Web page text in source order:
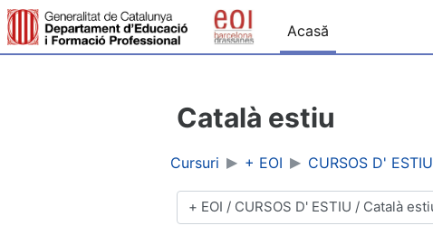
Sari la conţinutul principal
Acasă
Català estiu
Cursuri + EOI CURSOS D' ESTIU
Categorii curs